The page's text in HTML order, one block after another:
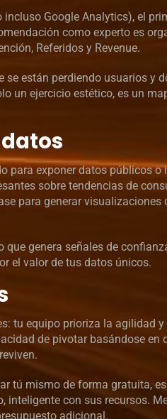
Google Analytics), el
como experto es
Referidos y Revenue.
están perdiendo usuarios y
un ejercicio estético, es un
para exponer datos públicos o
sobre tendencias de
para generar visualizaciones
genera señales de
el valor de tus datos únicos.
tu equipo prioriza la agilidad
de pivotar basándose en
tú mismo de forma gratuita,
inteligente con sus recursos.
adicional.